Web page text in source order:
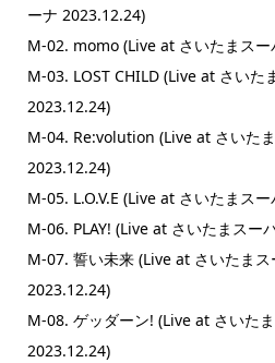
ーナ 2023.12.24)
M-02. momo (Live at さいたまス
M-03. LOST CHILD (Live at さいた
2023.12.24)
M-04. Re:volution (Live at さいた
2023.12.24)
M-05. L.O.V.E (Live at さいたまス
M-06. PLAY! (Live at さいたまスー
M-07. 誓い未来 (Live at さいたまス
2023.12.24)
M-08. ゲッダーン! (Live at さいた
2023.12.24)